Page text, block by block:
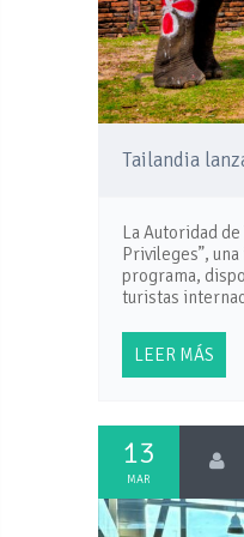
Tailandia
La Autoridad
Privileges”,
programa,
turistas
LEER MÁS
13
MAR